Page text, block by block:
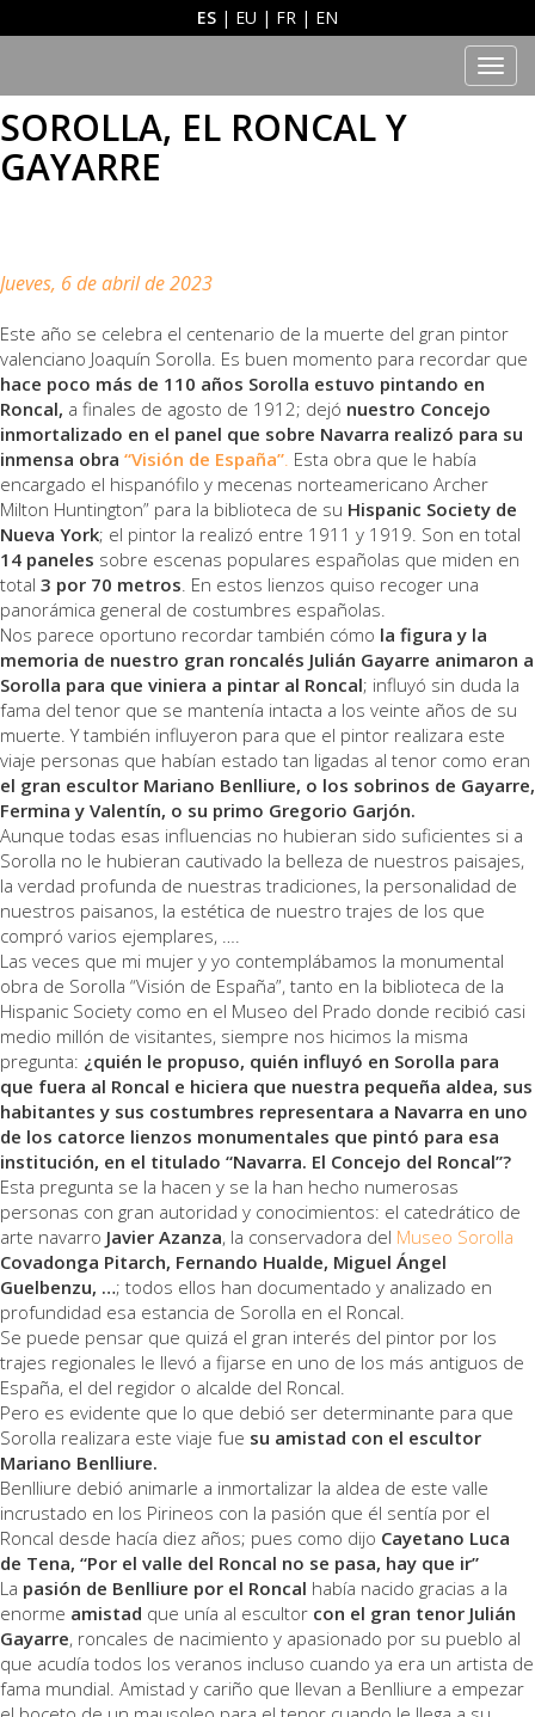
ES | EU | FR | EN
SOROLLA, EL RONCAL Y
GAYARRE
Jueves, 6 de abril de 2023
Este año se celebra el centenario de la muerte del gran pintor
valenciano Joaquín Sorolla. Es buen momento para recordar que
hace poco más de 110 años Sorolla estuvo pintando en
Roncal, a finales de agosto de 1912; dejó nuestro Concejo
inmortalizado en el panel que sobre Navarra realizó para su
inmensa obra “Visión de España”. Esta obra que le había
encargado el hispanófilo y mecenas norteamericano Archer
Milton Huntington” para la biblioteca de su Hispanic Society de
Nueva York; el pintor la realizó entre 1911 y 1919. Son en total
14 paneles sobre escenas populares españolas que miden en
total 3 por 70 metros. En estos lienzos quiso recoger una
panorámica general de costumbres españolas.
Nos parece oportuno recordar también cómo la figura y la
memoria de nuestro gran roncalés Julián Gayarre animaron a
Sorolla para que viniera a pintar al Roncal; influyó sin duda la
fama del tenor que se mantenía intacta a los veinte años de su
muerte. Y también influyeron para que el pintor realizara este
viaje personas que habían estado tan ligadas al tenor como eran
el gran escultor Mariano Benlliure, o los sobrinos de Gayarre,
Fermina y Valentín, o su primo Gregorio Garjón.
Aunque todas esas influencias no hubieran sido suficientes si a
Sorolla no le hubieran cautivado la belleza de nuestros paisajes,
la verdad profunda de nuestras tradiciones, la personalidad de
nuestros paisanos, la estética de nuestro trajes de los que
compró varios ejemplares, ….
Las veces que mi mujer y yo contemplábamos la monumental
obra de Sorolla “Visión de España”, tanto en la biblioteca de la
Hispanic Society como en el Museo del Prado donde recibió casi
medio millón de visitantes, siempre nos hicimos la misma
pregunta: ¿quién le propuso, quién influyó en Sorolla para
que fuera al Roncal e hiciera que nuestra pequeña aldea, sus
habitantes y sus costumbres representara a Navarra en uno
de los catorce lienzos monumentales que pintó para esa
institución, en el titulado “Navarra. El Concejo del Roncal”?
Esta pregunta se la hacen y se la han hecho numerosas
personas con gran autoridad y conocimientos: el catedrático de
arte navarro Javier Azanza, la conservadora del Museo Sorolla
Covadonga Pitarch, Fernando Hualde, Miguel Ángel
Guelbenzu, …; todos ellos han documentado y analizado en
profundidad esa estancia de Sorolla en el Roncal.
Se puede pensar que quizá el gran interés del pintor por los
trajes regionales le llevó a fijarse en uno de los más antiguos de
España, el del regidor o alcalde del Roncal.
Pero es evidente que lo que debió ser determinante para que
Sorolla realizara este viaje fue su amistad con el escultor
Mariano Benlliure.
Benlliure debió animarle a inmortalizar la aldea de este valle
incrustado en los Pirineos con la pasión que él sentía por el
Roncal desde hacía diez años; pues como dijo Cayetano Luca
de Tena, “Por el valle del Roncal no se pasa, hay que ir”
La pasión de Benlliure por el Roncal había nacido gracias a la
enorme amistad que unía al escultor con el gran tenor Julián
Gayarre, roncales de nacimiento y apasionado por su pueblo al
que acudía todos los veranos incluso cuando ya era un artista de
fama mundial. Amistad y cariño que llevan a Benlliure a empezar